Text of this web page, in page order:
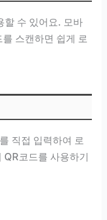
할 수 있어요. 모바
를 스캔하면 쉽게 로
직접 입력하여 로
QR코드를 사용하기